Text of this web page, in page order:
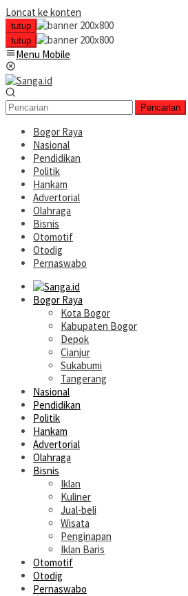
Loncat ke konten
tutup
tutup
Menu Mobile
Pencarian
Bogor Raya
Nasional
Pendidikan
Politik
Hankam
Advertorial
Olahraga
Bisnis
Otomotif
Otodig
Pernaswabo
Bogor Raya
Kota Bogor
Kabupaten Bogor
Depok
Cianjur
Sukabumi
Tangerang
Nasional
Pendidikan
Politik
Hankam
Advertorial
Olahraga
Bisnis
Iklan
Kuliner
Jual-beli
Wisata
Penginapan
Iklan Baris
Otomotif
Otodig
Pernaswabo